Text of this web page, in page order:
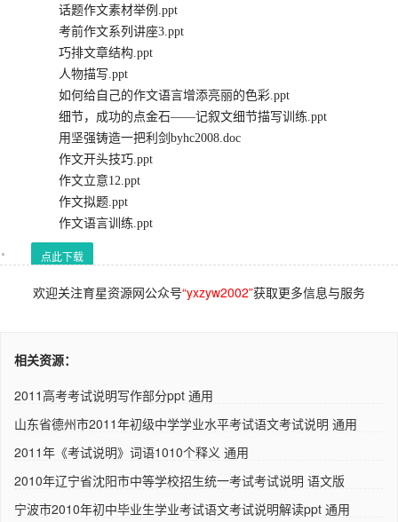
话题作文素材举例.ppt
考前作文系列讲座3.ppt
巧排文章结构.ppt
人物描写.ppt
如何给自己的作文语言增添亮丽的色彩.ppt
细节，成功的点金石——记叙文细节描写训练.ppt
用坚强铸造一把利剑byhc2008.doc
作文开头技巧.ppt
作文立意12.ppt
作文拟题.ppt
作文语言训练.ppt
点此下载
欢迎关注育星资源网公众号“yxzyw2002”获取更多信息与服务
相关资源：
2011高考考试说明写作部分ppt 通用
山东省德州市2011年初级中学学业水平考试语文考试说明 通用
2011年《考试说明》词语1010个释义 通用
2010年辽宁省沈阳市中等学校招生统一考试考试说明 语文版
宁波市2010年初中毕业生学业考试语文考试说明解读ppt 通用